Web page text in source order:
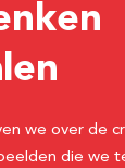
we over de
die we